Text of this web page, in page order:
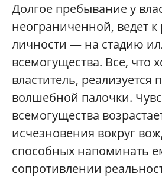
Долгое пребывание у
неограниченной, ведет к
личности — на стадию
всемогущества. Все, что
властитель,
волшебной палочки.
всемогущества
исчезновения вокруг
способных напоминать
сопротивлении